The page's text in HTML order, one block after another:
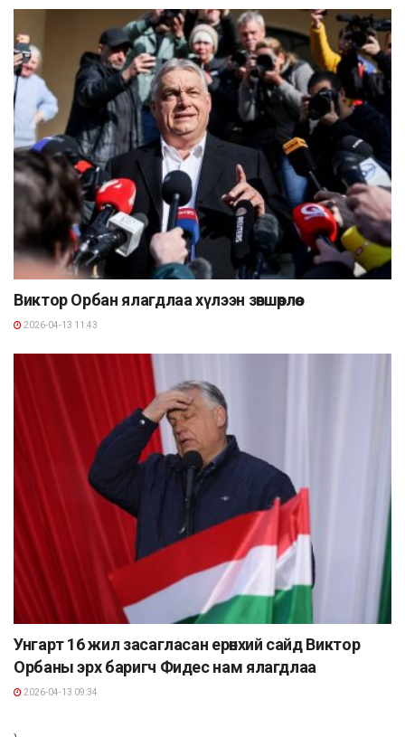
Виктор Орбан ялагдлаа хүлээн зөвшөөрлөө
2026-04-13 11:43
Унгарт 16 жил засагласан ерөнхий сайд Виктор
Орбаны эрх баригч Фидес нам ялагдлаа
2026-04-13 09:34